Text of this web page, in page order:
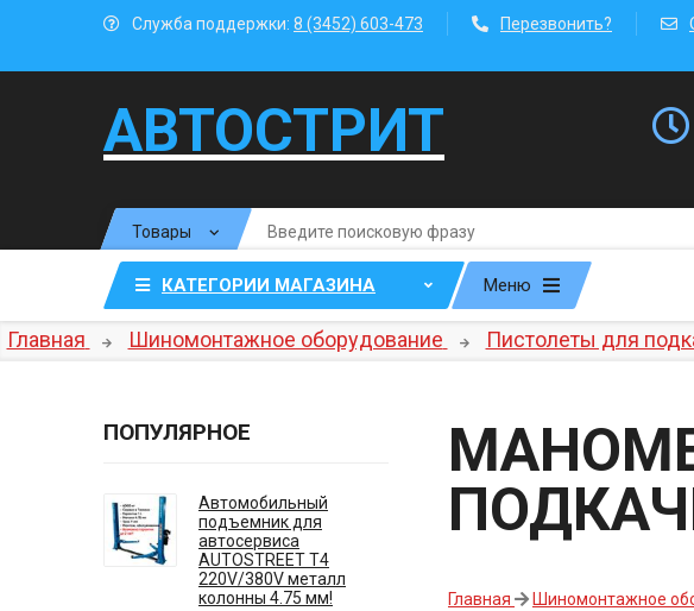
Служба поддержки: 8 (3452) 603-473 Перезвонить?
АВТОСТРИТ
КАТЕГОРИИ МАГАЗИНА Меню
Главная Шиномонтажное оборудование Пистолеты для
Главная Шиномонтажное
ПОПУЛЯРНОЕ
Автомобильный
подъемник для
автосервиса
AUTOSTREET T4
220V/380V металл
колонны 4.75 мм!